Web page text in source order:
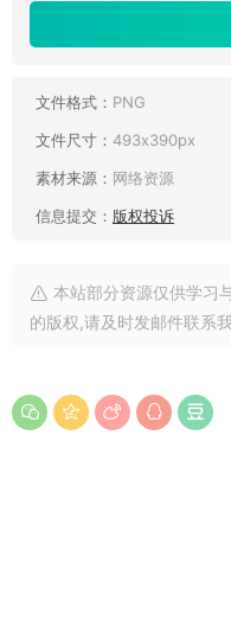
文件格式： PNG
文件尺寸： 493x390px
素材来源： 网络资源
信息提交： 版权投诉
本站部分资源仅供学习
的版权,请及时发邮件联系